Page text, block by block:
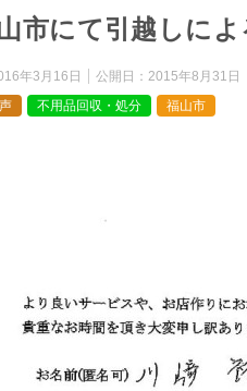
市にて引越しに
年3月16日 公開日： 2015年8月31日
不用品回収・処分 福山市